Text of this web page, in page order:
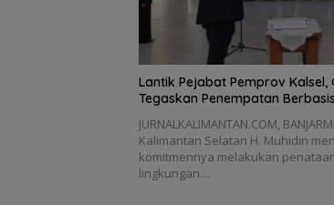
Lantik Pejabat Pemprov Kalsel,
Tegaskan Penempatan
JURNALKALIMANTAN.COM,
Kalimantan Selatan H. Muhidin
komitmennya melakukan
lingkungan…